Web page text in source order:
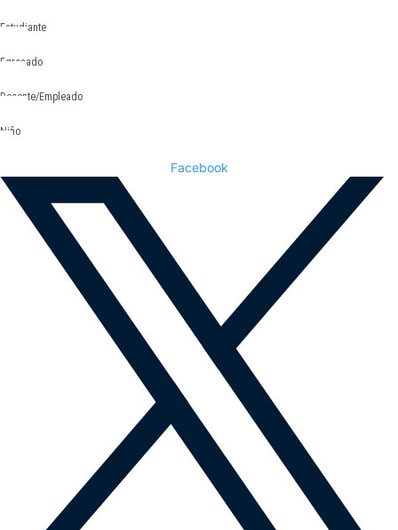
Estudiante
Egresado
Docente/Empleado
Niño
Facebook